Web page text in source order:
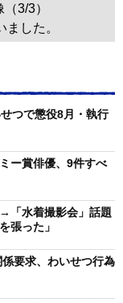
3/3）
した。
つで懲役8月・執行
ー賞俳優、9件すべ
「水着撮影会」話題
張った」
要求、わいせつ行為